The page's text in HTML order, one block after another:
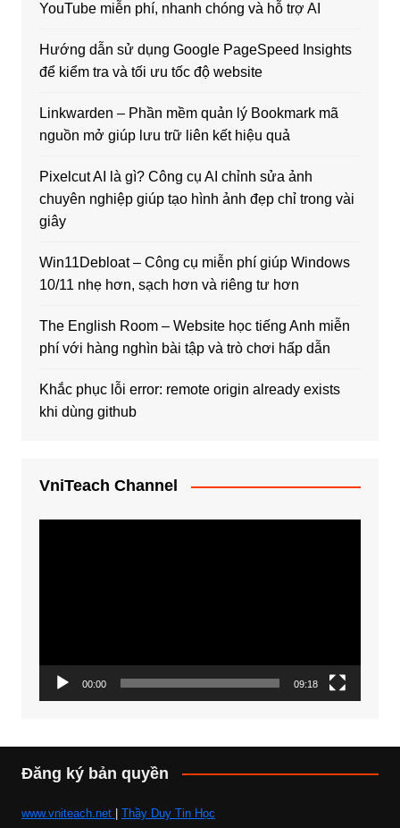
YouTube miễn phí, nhanh chóng và hỗ trợ AI
Hướng dẫn sử dụng Google PageSpeed Insights
để kiểm tra và tối ưu tốc độ website
Linkwarden – Phần mềm quản lý Bookmark mã
nguồn mở giúp lưu trữ liên kết hiệu quả
Pixelcut AI là gì? Công cụ AI chỉnh sửa ảnh
chuyên nghiệp giúp tạo hình ảnh đẹp chỉ trong vài
giây
Win11Debloat – Công cụ miễn phí giúp Windows
10/11 nhẹ hơn, sạch hơn và riêng tư hơn
The English Room – Website học tiếng Anh miễn
phí với hàng nghìn bài tập và trò chơi hấp dẫn
Khắc phục lỗi error: remote origin already exists
khi dùng github
VniTeach Channel
00:00 09:18
Đăng ký bản quyền
www.vniteach.net | Thầy Duy Tin Học